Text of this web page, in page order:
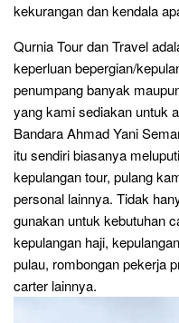
kekurangan dan kendala
Qurnia Tour dan Travel
keperluan bepergian/
penumpang banyak
yang kami sediakan untuk
Bandara Ahmad Yani
itu sendiri biasanya
kepulangan tour, pulang
personal lainnya. Tidak
gunakan untuk kebutuhan
kepulangan haji,
pulau, rombongan pekerja
carter lainnya.